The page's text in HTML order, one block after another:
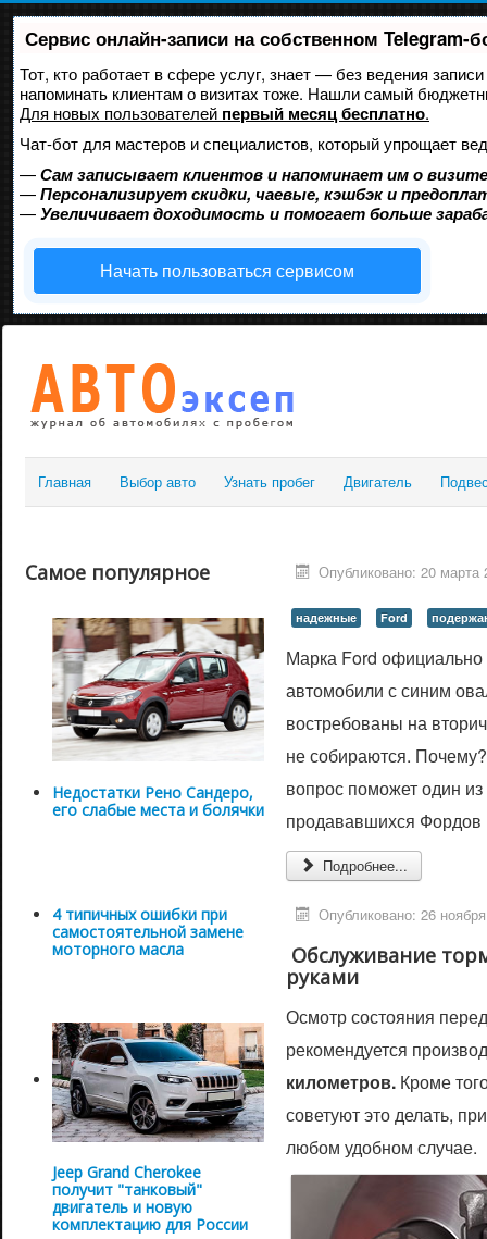
Сервис онлайн-записи на собственном Telegram-
Тот, кто работает в сфере услуг, знает — без ведения
напоминать клиентам о визитах тоже. Нашли самый
Для новых пользователей первый месяц бесплатно.
Чат-бот для мастеров и специалистов, который упрощает
—Сам записывает клиентов и напоминает им о
—Персонализирует скидки, чаевые, кэшбэк и
—Увеличивает доходимость и помогает больше
Начать пользоваться сервисом
Главная Выбор авто Узнать пробег Двигатель
Самое популярное
Недостатки Рено Сандеро,
его слабые места и болячки
4 типичных ошибки при
самостоятельной замене
моторного масла
Jeep Grand Cherokee
получит "танковый"
двигатель и новую
комплектацию для России
Опубликовано: 20 марта
надежные Ford
Марка Ford
автомобили с синим
востребованы на
не собираются.
вопрос поможет один
продававшихся
Подробнее...
Опубликовано: 26
Обслуживание
руками
Осмотр состояния
рекомендуется
километров. Кроме
советуют это делать,
любом удобном случае.